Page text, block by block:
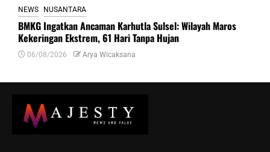
NEWS NUSANTARA
BMKG Ingatkan Ancaman Karhutla Sulsel: Wilayah Maros
Kekeringan Ekstrem, 61 Hari Tanpa Hujan
06/08/2026 Arya Wicaksana